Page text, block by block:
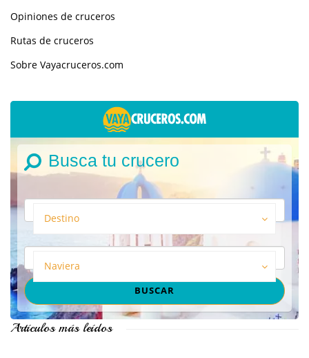
Opiniones de cruceros
Rutas de cruceros
Sobre Vayacruceros.com
Busca tu crucero
Destino
Naviera
Artículos más leídos